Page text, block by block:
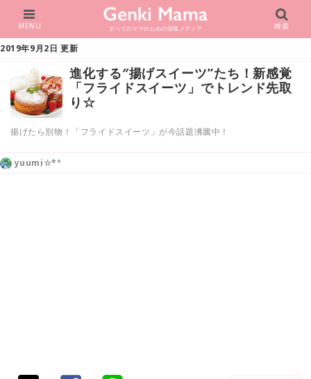
すべてのママのための情報メディア
MENU 検索
2019年9月2日 更新
進化する″揚げスイーツ”たち！新感覚
「フライドスイーツ」でトレンド先取
り☆
揚げたら別物！「フライドスイーツ」が今話題沸騰中！
yuumi☆*°